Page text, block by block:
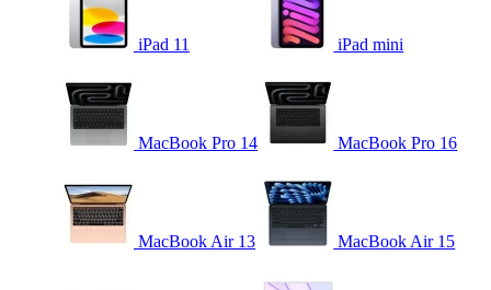
iPad 11 iPad mini
MacBook Pro 14 MacBook Pro 16
MacBook Air 13 MacBook Air 15